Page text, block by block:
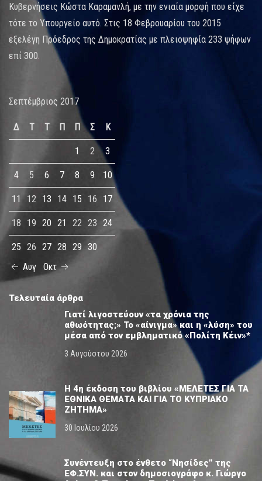
Κυβερνήσεις Κώστα Καραμανλή, με την ενιαία μορφή που είχε
τότε το Υπουργείο αυτό. Στις 18 Φεβρουαρίου του 2015
εξελέγη Πρόεδρος της Δημοκρατίας με πλειοψηφία 233 ψήφων
επί 300.
Σεπτέμβριος 2017
Δ Τ Τ Π Π Σ Κ
1 2 3
4 5 6 7 8 9 10
11 12 13 14 15 16 17
18 19 20 21 22 23 24
25 26 27 28 29 30
Αυγ
Οκτ
Τελευταία άρθρα
Γιατί λιγοστεύουν «τα χρόνια της
αθωότητας;» Το «αίνιγμα» και η «λύση» του
μέσα από τον εμβληματικό «Πολίτη Κέιν»*
3 Αυγούστου 2026
Η 4η έκδοση του βιβλίου «ΜΕΛΕΤΕΣ ΓΙΑ ΤΑ
ΕΘΝΙΚΑ ΘΕΜΑΤΑ ΚΑΙ ΓΙΑ ΤΟ ΚΥΠΡΙΑΚΟ
ΖΗΤΗΜΑ»
30 Ιουλίου 2026
Συνέντευξη στο ένθετο “Νησίδες” της
ΕΦ.ΣΥΝ. και στον δημοσιογράφο κ. Γιώργο